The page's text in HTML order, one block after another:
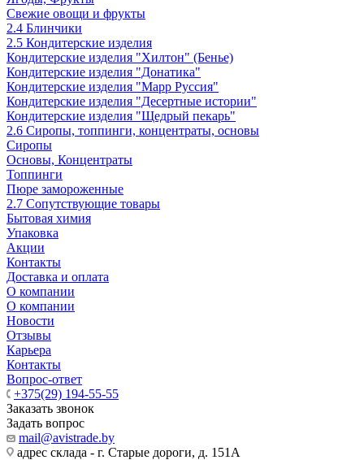
Свежие овощи и фрукты
2.4 Блинчики
2.5 Кондитерские изделия
Кондитерские изделия "Хилтон" (Бенье)
Кондитерские изделия "Донатика"
Кондитерские изделия "Марр Руссия"
Кондитерские изделия "Десертные истории"
Кондитерские изделия "Щедрый пекарь"
2.6 Сиропы, топпинги, концентраты, основы
Сиропы
Основы, Концентраты
Топпинги
Пюре замороженные
2.7 Сопутствующие товары
Бытовая химия
Упаковка
Акции
Контакты
Доставка и оплата
О компании
О компании
Новости
Отзывы
Карьера
Контакты
Вопрос-ответ
+375(29) 194-55-55
Заказать звонок
Задать вопрос
mail@avistrade.by
адрес склада - г. Старые дороги, д. 151А